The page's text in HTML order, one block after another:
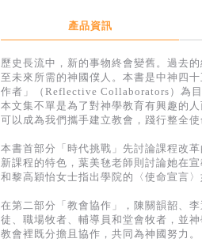
產品資訊
歷史長流中，新的事物終會變舊。過去
至未來所需的神國僕人。本書是中神四
作者」（Reflective Collaborators）為目
本文集不單是為了對神學教育有興趣的
可以成為我們攜手建立教會，踐行整全使
本書首部分「時代挑戰」先討論課程改
新課程的特色，葉美㲑老師則討論她在
和黎高穎怡女士指出學院的〈使命宣言〉
在第二部分「教會協作」，陳關韻韶、
徒、職場牧者、輔導員和堂會牧者，並
教會裡既分擔且協作，共同為神國努力。